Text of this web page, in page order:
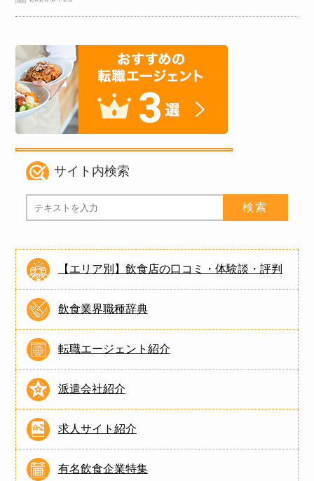
サイト内検索
【エリア別】飲食店の口コミ・体験談・評判
飲食業界職種辞典
転職エージェント紹介
派遣会社紹介
求人サイト紹介
有名飲食企業特集